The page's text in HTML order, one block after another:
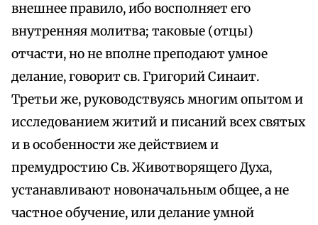
внешнее правило, ибо восполняет его
внутренняя молитва; таковые (отцы)
отчасти, но не вполне преподают умное
делание, говорит св. Григорий Синаит.
Третьи же, руководствуясь многим опытом и
исследованием житий и писаний всех святых
и в особенности же действием и
премудростию Св. Животворящего Духа,
устанавливают новоначальным общее, а не
частное обучение, или делание умной